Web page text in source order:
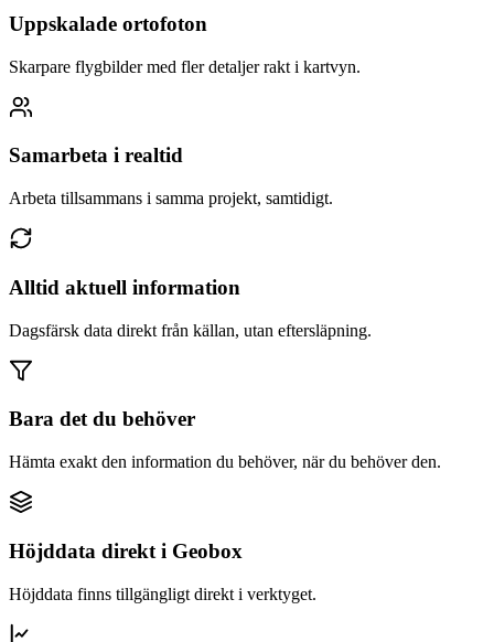
Uppskalade ortofoton
Skarpare flygbilder med fler detaljer rakt i kartvyn.
Samarbeta i realtid
Arbeta tillsammans i samma projekt, samtidigt.
Alltid aktuell information
Dagsfärsk data direkt från källan, utan eftersläpning.
Bara det du behöver
Hämta exakt den information du behöver, när du behöver den.
Höjddata direkt i Geobox
Höjddata finns tillgängligt direkt i verktyget.